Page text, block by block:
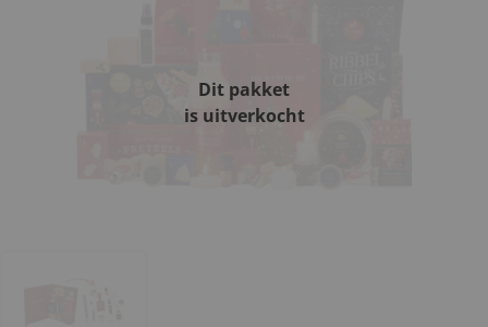
Dit pakket
is uitverkocht